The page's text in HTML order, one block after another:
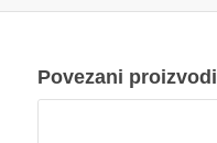
Povezani proizvodi